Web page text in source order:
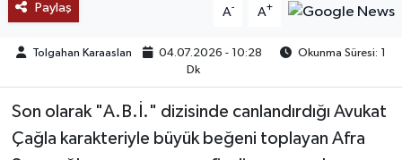
Paylaş A- A+
Tolgahan Karaaslan 04.07.2026 - 10:28
Okunma Süresi: 1
Dk
Son olarak "A.B.İ." dizisinde canlandırdığı Avukat
Çağla karakteriyle büyük beğeni toplayan Afra
DÜNYA
MEDYA